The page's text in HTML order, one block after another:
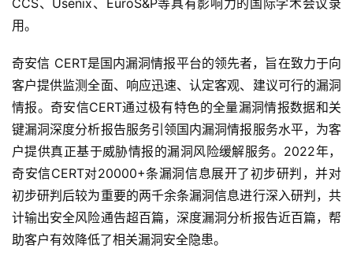
工
智
深
度
学
习
云
计
算
用。
奇安信 CERT是国内漏洞情报平台的领先者，旨在致力于向
客户提供监测全面、响应迅速、认定客观、建议可行的漏洞
情报。奇安信CERT通过极有特色的全量漏洞情报数据和关
键漏洞深度分析报告服务引领国内漏洞情报服务水平，为客
户提供真正基于威胁情报的漏洞风险缓解服务。2022年，
奇安信CERT对20000+条漏洞信息展开了初步研判，并对
初步研判后较为重要的两千余条漏洞信息进行深入研判，共
计输出安全风险通告超百篇，深度漏洞分析报告近百篇，帮
助客户有效降低了相关漏洞安全隐患。